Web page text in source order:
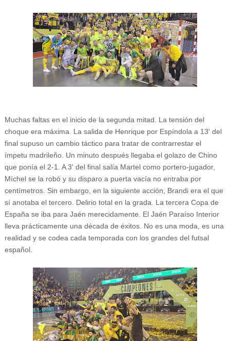
Muchas faltas en el inicio de la segunda mitad. La tensión del
choque era máxima. La salida de Henrique por Espíndola a 13' del
final supuso un cambio táctico para tratar de contrarrestar el
ímpetu madrileño. Un minuto después llegaba el golazo de Chino
que ponía el 2-1. A 3' del final salía Martel como portero-jugador,
Míchel se la robó y su disparo a puerta vacía no entraba por
centímetros. Sin embargo, en la siguiente acción, Brandi era el que
sí anotaba el tercero. Delirio total en la grada. La tercera Copa de
España se iba para Jaén merecidamente. El Jaén Paraíso Interior
lleva prácticamente una década de éxitos. No es una moda, es una
realidad y se codea cada temporada con los grandes del futsal
español.